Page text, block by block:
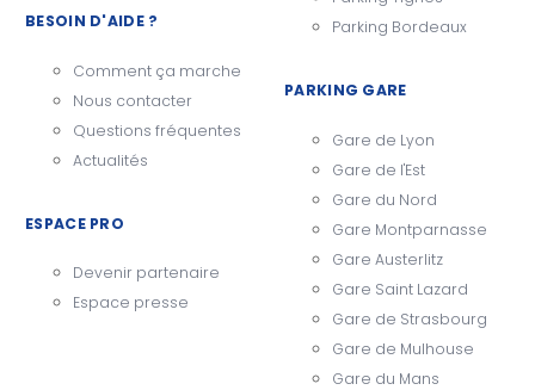
BESOIN D'AIDE ?
Comment ça marche
Nous contacter
Questions fréquentes
Actualités
ESPACE PRO
Devenir partenaire
Espace presse
Parking Bordeaux
PARKING GARE
Gare de Lyon
Gare de l'Est
Gare du Nord
Gare Montparnasse
Gare Austerlitz
Gare Saint Lazard
Gare de Strasbourg
Gare de Mulhouse
Gare du Mans